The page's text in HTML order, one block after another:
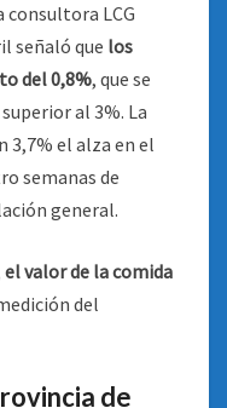
LCG
señaló que los
del 0,8%, que se
al 3%. La
3,7% el alza en el
semanas de
general.
el valor de la comida
del
de